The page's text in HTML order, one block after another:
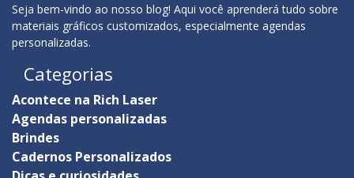
Seja bem-vindo ao nosso blog! Aqui você aprenderá tudo sobre
materiais gráficos customizados, especialmente agendas
personalizadas.
Categorias
Acontece na Rich Laser
Agendas personalizadas
Brindes
Cadernos Personalizados